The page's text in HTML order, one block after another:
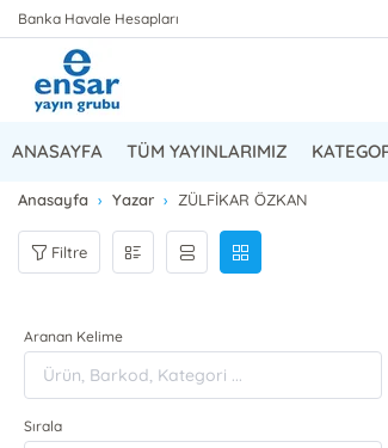
Banka Havale Hesapları
ANASAYFA TÜM YAYINLARIMIZ
Anasayfa Yazar ZÜLFİKAR ÖZKAN
Filtre
Aranan Kelime
Sırala